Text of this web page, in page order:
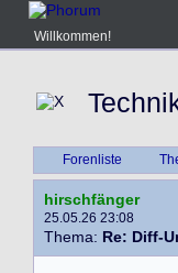
Willkommen!
Forenliste
hirschfänger
25.05.26 23:08
Thema: Re: Diff-